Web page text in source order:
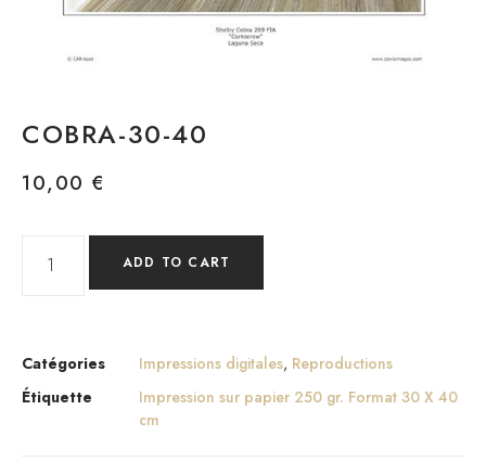
COBRA-30-40
10,00 €
ADD TO CART
Catégories Impressions digitales, Reproductions
Étiquette
Impression sur papier 250 gr. Format 30 X 40
cm